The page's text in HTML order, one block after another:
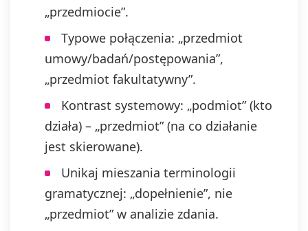
„przedmiocie”.
Typowe połączenia: „przedmiot
umowy/badań/postępowania”,
„przedmiot fakultatywny”.
Kontrast systemowy: „podmiot” (kto
działa) – „przedmiot” (na co działanie
jest skierowane).
Unikaj mieszania terminologii
gramatycznej: „dopełnienie”, nie
„przedmiot” w analizie zdania.